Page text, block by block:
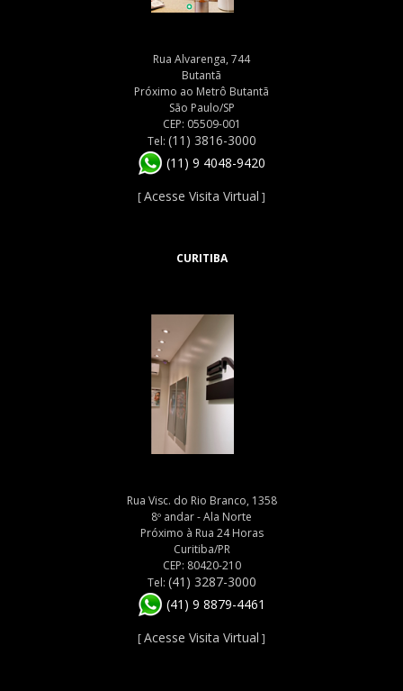
Rua Alvarenga, 744
Butantã
Próximo ao Metrô Butantã
São Paulo/SP
CEP: 05509-001
Tel: (11) 3816-3000
(11) 9 4048-9420
[Acesse Visita Virtual ]
CURITIBA
Rua Visc. do Rio Branco, 1358
8º andar - Ala Norte
Próximo à Rua 24 Horas
Curitiba/PR
CEP: 80420-210
Tel: (41) 3287-3000
(41) 9 8879-4461
[Acesse Visita Virtual ]